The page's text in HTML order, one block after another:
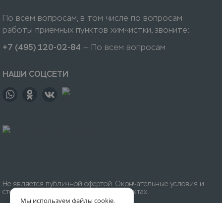
Мы используем файлы cookie,
По всем вопросам, в том числе по вопросам
работы приемных пунктов химчистки, звоните:
+7 (495) 120-02-84 — По всем вопросам
НАШИ СОЦСЕТИ
Не является публичной офертой. Окончательные условия и
стоимость уточняйте на приёмных пунктах.